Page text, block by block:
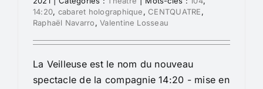
14:20, cabaret holographique, CENTQUATRE,
Raphaël Navarro,Valentine Losseau
La Veilleuse est le nom du nouveau
spectacle de la compagnie 14:20 - mise en